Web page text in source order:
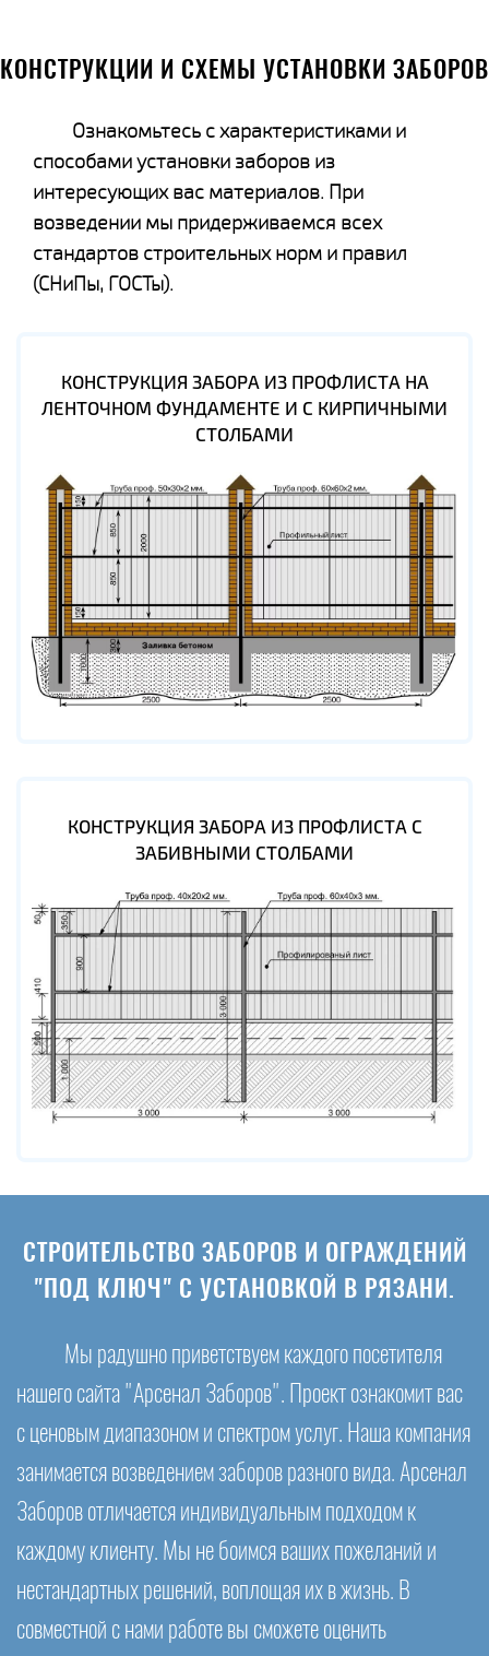
КОНСТРУКЦИИ И СХЕМЫ УСТАНОВКИ ЗАБОРОВ
Ознакомьтесь с характеристиками и
способами установки заборов из
интересующих вас материалов. При
возведении мы придерживаемся всех
стандартов строительных норм и правил
(СНиПы, ГОСТы).
КОНСТРУКЦИЯ ЗАБОРА ИЗ ПРОФЛИСТА НА
ЛЕНТОЧНОМ ФУНДАМЕНТЕ И С КИРПИЧНЫМИ
СТОЛБАМИ
КОНСТРУКЦИЯ ЗАБОРА ИЗ ПРОФЛИСТА С
ЗАБИВНЫМИ СТОЛБАМИ
СТРОИТЕЛЬСТВО ЗАБОРОВ И ОГРАЖДЕНИЙ
"ПОД КЛЮЧ" С УСТАНОВКОЙ В РЯЗАНИ.
Мы радушно приветствуем каждого посетителя
нашего сайта "Арсенал Заборов". Проект ознакомит вас
с ценовым диапазоном и спектром услуг. Наша компания
занимается возведением заборов разного вида. Арсенал
Заборов отличается индивидуальным подходом к
каждому клиенту. Мы не боимся ваших пожеланий и
нестандартных решений, воплощая их в жизнь. В
совместной с нами работе вы сможете оценить